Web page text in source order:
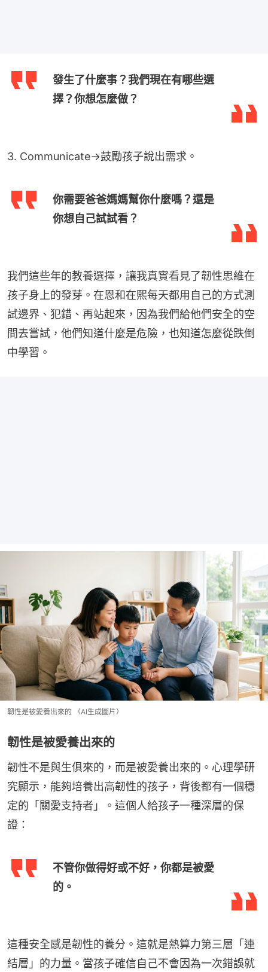
發生了什麼事？我們現在有哪些選
擇？你想怎麼做？
3. Communicate→鼓勵孩子說出需求。
你需要爸爸媽媽幫你什麼嗎？還是
你想自己試試看？
我們這些年的教養選擇，讓我真實看見了韌性思維在
孩子身上的發芽。在恩和在熙每天都用自己的方式測
試邊界、犯錯、再站起來，因為我們給他們安全的空
間去嘗試，他們知道什麼是危險，也知道怎麼從跌倒
中學習。
韌性是被愛養出來的 （AI生成圖片）
韌性是被愛養出來的
韌性不是與生俱來的，而是被愛養出來的。心理學研
究顯示，能夠培養出高韌性的孩子，背後都有一個穩
定的「關愛支持者」。這個人給孩子一種深層的保
證：
不管你做得好或不好，你都是被愛
的。
這種安全感是韌性的養分。這就是熱算力第三層「連
結層」的力量。當孩子確信自己不會因為一次錯誤就